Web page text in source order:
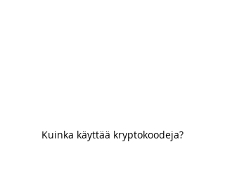
Kuinka käyttää kryptokoodeja?